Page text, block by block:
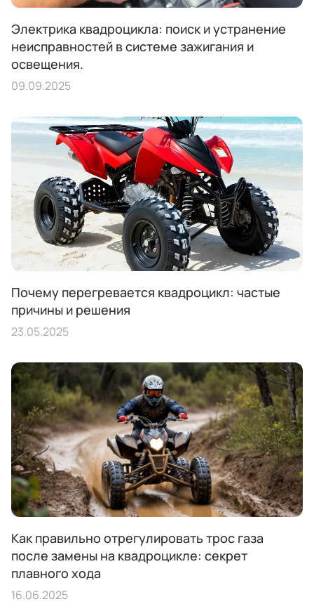
Электрика квадроцикла: поиск и устранение
неисправностей в системе зажигания и
освещения.
09.09.2025
Почему перегревается квадроцикл: частые
причины и решения
23.05.2025
Как правильно отрегулировать трос газа
после замены на квадроцикле: секрет
плавного хода
16.06.2025